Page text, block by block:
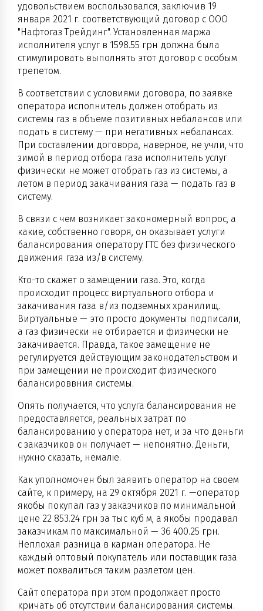
удовольствием воспользовался, заключив 19
января 2021 г. соответствующий договор с ООО
"Нафтогаз Трейдинг". Установленная маржа
исполнителя услуг в 1598.55 грн должна была
стимулировать выполнять этот договор с особым
трепетом.
В соответствии с условиями договора, по заявке
оператора исполнитель должен отобрать из
системы газ в объеме позитивных небалансов или
подать в систему — при негативных небалансах.
При составлении договора, наверное, не учли, что
зимой в период отбора газа исполнитель услуг
физически не может отобрать газ из системы, а
летом в период закачивания газа — подать газ в
систему.
В связи с чем возникает закономерный вопрос, а
какие, собственно говоря, он оказывает услуги
балансирования оператору ГТС без физического
движения газа из/в систему.
Кто-то скажет о замещении газа. Это, когда
происходит процесс виртуального отбора и
закачивания газа в/из подземных хранилищ.
Виртуальные — это просто документы подписали,
а газ физически не отбирается и физически не
закачивается. Правда, такое замещение не
регулируется действующим законодательством и
при замещении не происходит физического
балансироввния системы.
Опять получается, что услуга балансирования не
предоставляется, реальных затрат по
балансированию у оператора нет, и за что деньги
с заказчиков он получает — непонятно. Деньги,
нужно сказать, немаліе.
Как уполномочен был заявить оператор на своем
сайте, к примеру, на 29 октября 2021 г. —оператор
якобы покупал газ у заказчиков по минимальной
цене 22 853.24 грн за тыс куб м, а якобы продавал
заказчикам по максимальной — 36 400.25 грн.
Неплохая разница в карман оператора. Не
каждый оптовый покупатель или поставщик газа
может похвалиться таким разлетом цен.
Сайт оператора при этом продолжает просто
кричать об отсутствии балансирования системы.